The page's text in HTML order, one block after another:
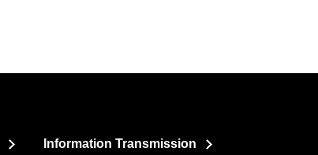
Information Transmission